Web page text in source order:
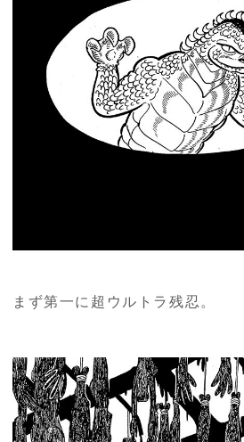
まず第一に超ウルトラ残忍。